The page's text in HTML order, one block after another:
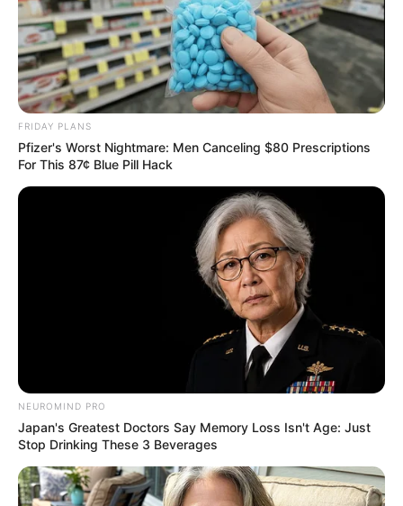
เค้า….ใช่แฟนคุณหรือเปล่าในอนาคต
1.สมมุติว่าตอนนี้คุณนั่งกับคนรักอยู่มีลุงขายของกินมา 4
อย่าง คุณจะเลือกซื้อรถคันใด
ก. รถขายผลไม้
ข.รถขายไฮศครีม
ค.รถขายส้มตำ
ง. รถขายลูกชิ้น
2. พอคุยรับประทานเสร็จ คุณมองตรงไปข้างหน้า คุณคิด
ง. นก
3. ถึงเวลาที่คุณต้องกลับบ้านคุณคิดว่าจะนั่งอะไรกลับ
ก. รถแท็กซี่
ข.รถสามล้อ
FRIDAY PLANS
Pfizer's Worst Nightmare: Men Canceling $80 Prescriptions
For This 87¢ Blue Pill Hack
NEUROMIND PRO
Japan's Greatest Doctors Say Memory Loss Isn't Age: Just
Stop Drinking These 3 Beverages